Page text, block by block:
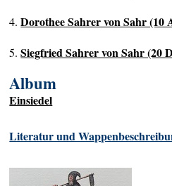
4.Dorothee Sahrer von Sahr (10
5.Siegfried Sahrer von Sahr (20
Album
Einsiedel
Literatur und